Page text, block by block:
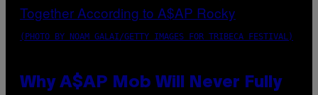
(PHOTO BY NOAM GALAI/GETTY IMAGES FOR TRIBECA FESTIVAL)
Why A$AP Mob Will Never Fully